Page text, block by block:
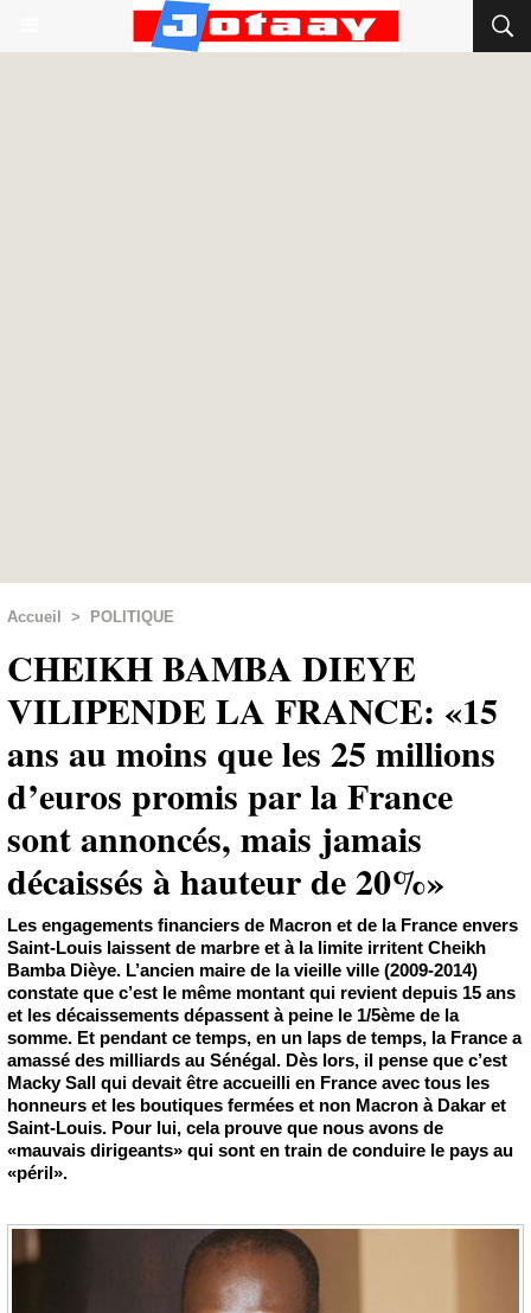
Accueil > POLITIQUE
CHEIKH BAMBA DIEYE
VILIPENDE LA FRANCE: «15
ans au moins que les 25 millions
d’euros promis par la France
sont annoncés, mais jamais
décaissés à hauteur de 20%»
Les engagements financiers de Macron et de la France envers
Saint-Louis laissent de marbre et à la limite irritent Cheikh
Bamba Dièye. L’ancien maire de la vieille ville (2009-2014)
constate que c’est le même montant qui revient depuis 15 ans
et les décaissements dépassent à peine le 1/5ème de la
somme. Et pendant ce temps, en un laps de temps, la France a
amassé des milliards au Sénégal. Dès lors, il pense que c’est
Macky Sall qui devait être accueilli en France avec tous les
honneurs et les boutiques fermées et non Macron à Dakar et
Saint-Louis. Pour lui, cela prouve que nous avons de
«mauvais dirigeants» qui sont en train de conduire le pays au
«péril».